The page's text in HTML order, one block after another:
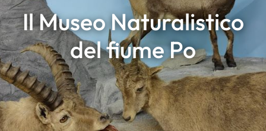
Il Museo Naturalistico
del fiume Po